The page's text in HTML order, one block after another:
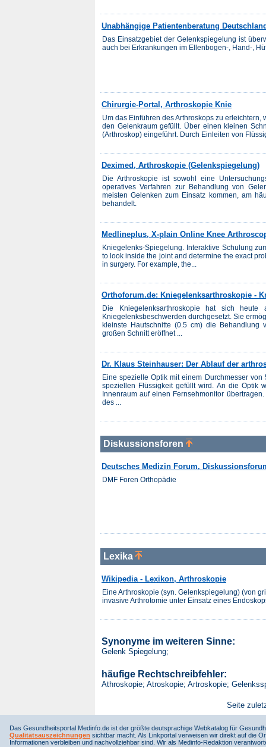
Unabhängige Patientenberatung
Das Einsatzgebiet der Gelenkspiegelung ist
auch bei Erkrankungen im Ellenbogen-, Hand-,
Chirurgie-Portal, Arthroskopie Knie
Um das Einführen des Arthroskops zu
den Gelenkraum gefüllt. Über einen kleinen
(Arthroskop) eingeführt. Durch Einleiten von
Deximed, Arthroskopie (Gelenkspiegelung)
Die Arthroskopie ist sowohl eine
operatives Verfahren zur Behandlung von
meisten Gelenken zum Einsatz kommen, am
behandelt.
Medlineplus, X-plain Online Knee
Kniegelenks-Spiegelung. Interaktive Schulung
to look inside the joint and determine the exact
in surgery. For example, the...
Orthoforum.de: Kniegelenksarthroskopie -
Die Kniegelenksarthroskopie hat sich
Kniegelenksbeschwerden durchgesetzt. Sie
kleinste Hautschnitte (0.5 cm) die Behandlung
großen Schnitt eröffnet ...
Dr. Klaus Steinhauser: Der Ablauf der
Eine spezielle Optik mit einem Durchmesser
speziellen Flüssigkeit gefüllt wird. An die Optik
Innenraum auf einen Fernsehmonitor
des ...
Diskussionsforen
Deutsches Medizin Forum,
DMF Foren Orthopädie
Lexika
Wikipedia - Lexikon, Arthroskopie
Eine Arthroskopie (syn. Gelenkspiegelung) (von
invasive Arthrotomie unter Einsatz eines
Synonyme im weiteren Sinne:
Gelenk Spiegelung;
häufige Rechtschreibfehler:
Athroskopie; Atroskopie; Artroskopie;
Seite
Das Gesundheitsportal Medinfo.de ist der größte deutsprachige Webkatalog für
Qualitätsauszeichnungen sichtbar macht. Als Linkportal verweisen wir direkt auf die
Informationen verbleiben und nachvollziehbar sind. Wir als Medinfo-Redaktion